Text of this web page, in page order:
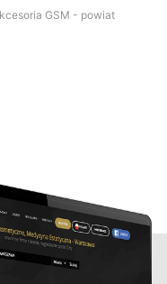
GSM - powiat